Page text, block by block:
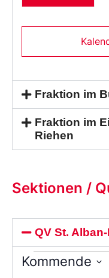
Fraktion im
Fraktion im
Riehen
Sektionen /
QV St.
Kommende